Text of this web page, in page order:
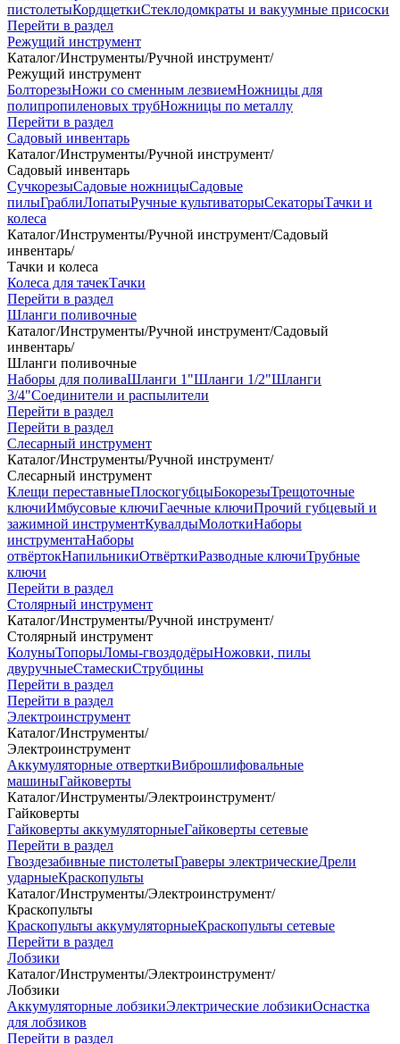
пистолетыКордщеткиСтеклодомкраты и вакуумные присоски
Перейти в раздел
Режущий инструмент
Каталог/Инструменты/Ручной инструмент/
Режущий инструмент
БолторезыНожи со сменным лезвиемНожницы для
полипропиленовых трубНожницы по металлу
Перейти в раздел
Садовый инвентарь
Каталог/Инструменты/Ручной инструмент/
Садовый инвентарь
СучкорезыСадовые ножницыСадовые
пилыГраблиЛопатыРучные культиваторыСекаторыТачки и
колеса
Каталог/Инструменты/Ручной инструмент/Садовый
инвентарь/
Тачки и колеса
Колеса для тачекТачки
Перейти в раздел
Шланги поливочные
Каталог/Инструменты/Ручной инструмент/Садовый
инвентарь/
Шланги поливочные
Наборы для поливаШланги 1"Шланги 1/2"Шланги
3/4"Соединители и распылители
Перейти в раздел
Перейти в раздел
Слесарный инструмент
Каталог/Инструменты/Ручной инструмент/
Слесарный инструмент
Клещи переставныеПлоскогубцыБокорезыТрещоточные
ключиИмбусовые ключиГаечные ключиПрочий губцевый и
зажимной инструментКувалдыМолоткиНаборы
инструментаНаборы
отвёртокНапильникиОтвёрткиРазводные ключиТрубные
ключи
Перейти в раздел
Столярный инструмент
Каталог/Инструменты/Ручной инструмент/
Столярный инструмент
КолуныТопорыЛомы-гвоздодёрыНожовки, пилы
двуручныеСтамескиСтрубцины
Перейти в раздел
Перейти в раздел
Электроинструмент
Каталог/Инструменты/
Электроинструмент
Аккумуляторные отверткиВиброшлифовальные
машиныГайковерты
Каталог/Инструменты/Электроинструмент/
Гайковерты
Гайковерты аккумуляторныеГайковерты сетевые
Перейти в раздел
Гвоздезабивные пистолетыГраверы электрическиеДрели
ударныеКраскопульты
Каталог/Инструменты/Электроинструмент/
Краскопульты
Краскопульты аккумуляторныеКраскопульты сетевые
Перейти в раздел
Лобзики
Каталог/Инструменты/Электроинструмент/
Лобзики
Аккумуляторные лобзикиЭлектрические лобзикиОснастка
для лобзиков
Перейти в раздел